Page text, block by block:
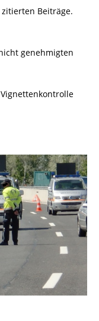
Beiträge.
genehmigten